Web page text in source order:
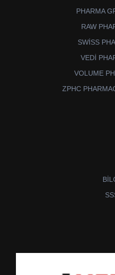
PHARMA
RAW
SWİSS
VEDİ
VOLUME
ZPHC